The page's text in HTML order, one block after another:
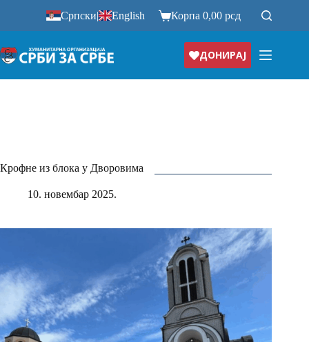
Српски| English Корпа0,00рсд
ДОНИРАЈ
Крофне из блока у Дворовима
10. новембар 2025.